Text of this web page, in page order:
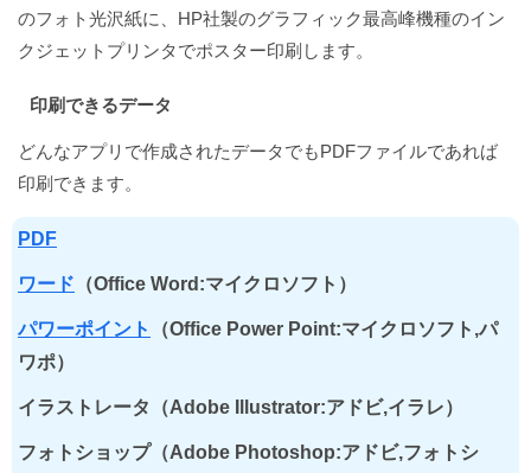
のフォト光沢紙に、HP社製のグラフィック最高峰機種のイン
クジェットプリンタでポスター印刷します。
印刷できるデータ
どんなアプリで作成されたデータでもPDFファイルであれば
印刷できます。
PDF
ワード （Office Word:マイクロソフト）
パワーポイント
（Office Power Point:マイクロソフト,パ
ワポ）
イラストレータ（Adobe Illustrator:アドビ,イラレ）
フォトショップ（Adobe Photoshop:アドビ,フォトシ